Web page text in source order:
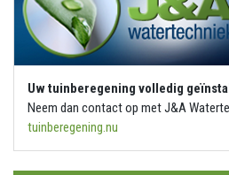
Uw tuinberegening volledig
Neem dan contact op met J&A
tuinberegening.nu